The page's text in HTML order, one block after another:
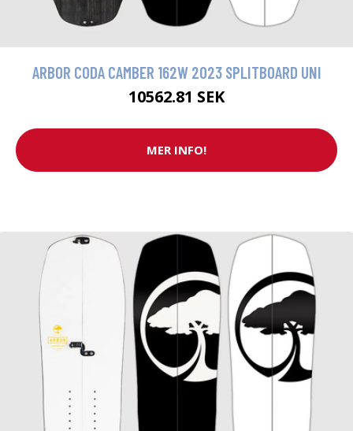
ARBOR CODA CAMBER 162W 2023 SPLITBOARD UNI
10562.81 SEK
MER INFO!